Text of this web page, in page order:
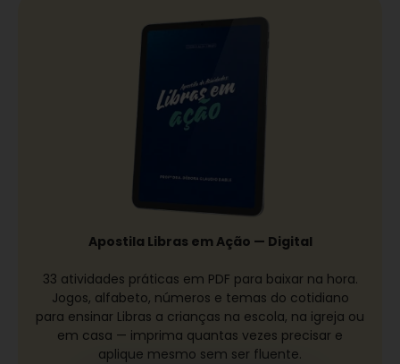
Apostila Libras em Ação — Digital
33 atividades práticas em PDF para baixar na hora.
Jogos, alfabeto, números e temas do cotidiano
para ensinar Libras a crianças na escola, na igreja ou
em casa — imprima quantas vezes precisar e
aplique mesmo sem ser fluente.